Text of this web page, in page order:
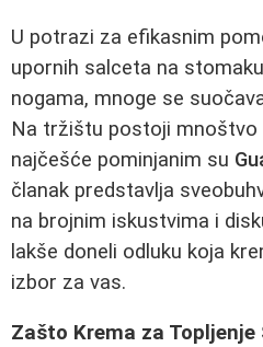
U potrazi za efikasnim
upornih salceta na
nogama, mnoge se
Na tržištu postoji mnoštvo
najčešće pominjanim su
članak predstavlja
na brojnim iskustvima i
lakše doneli odluku koja
izbor za vas.
Zašto Krema za Topljenje